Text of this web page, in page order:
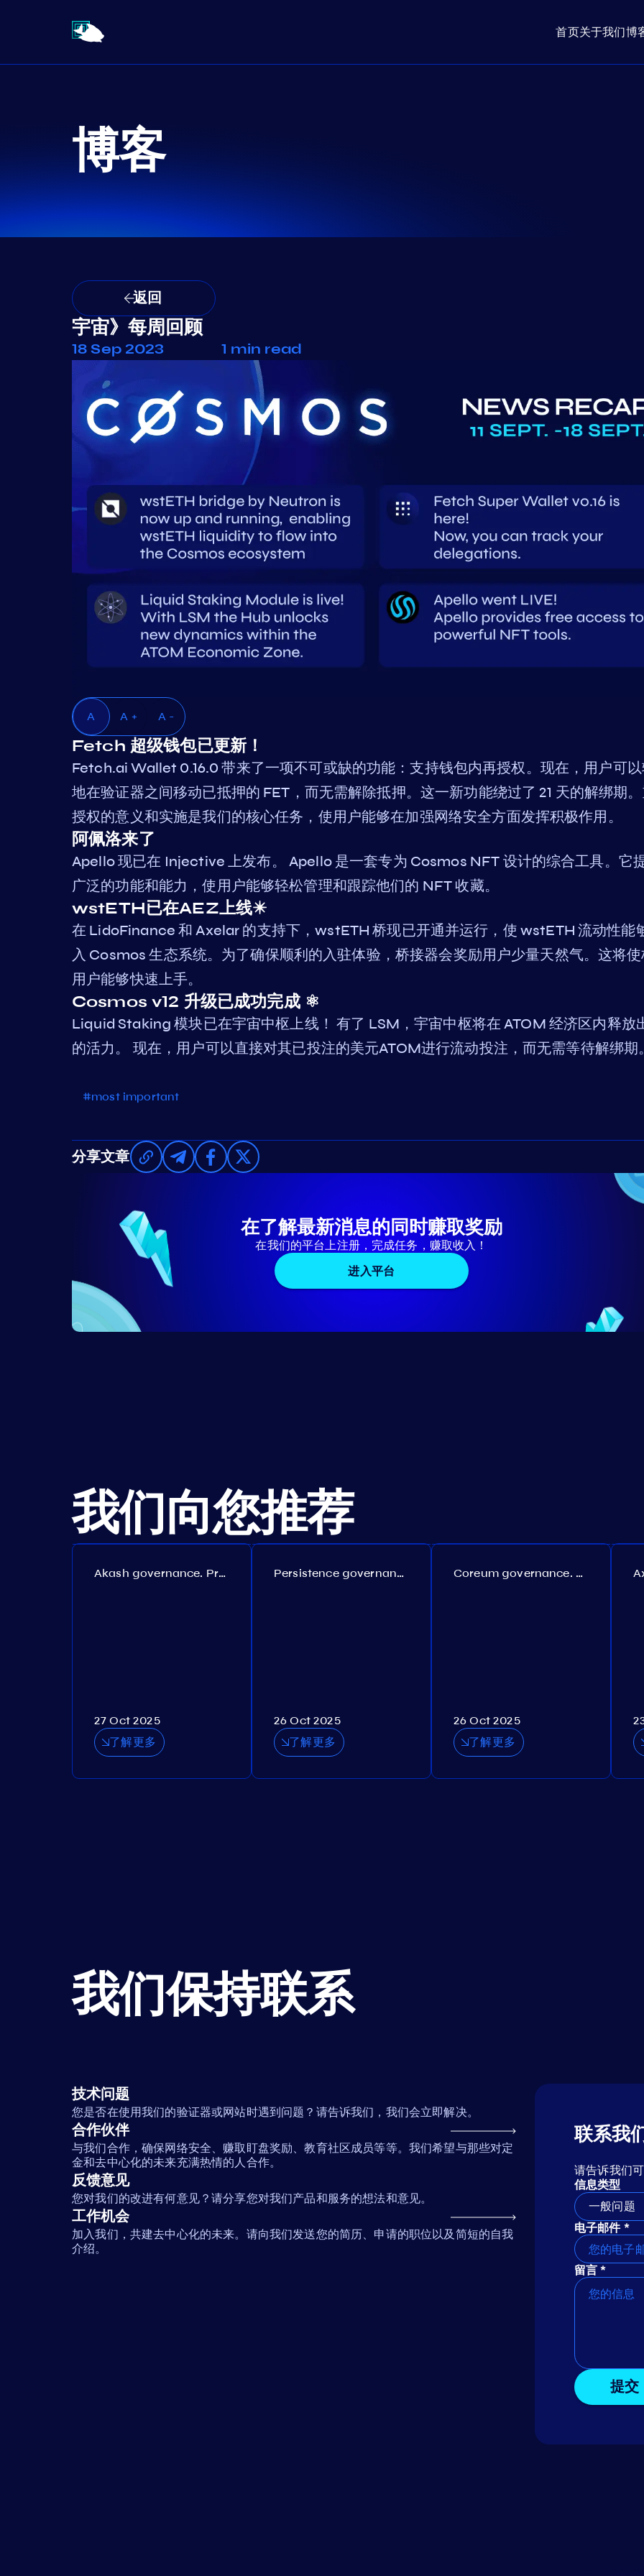
首页关于我们博
博客
返回
宇宙》每周回顾
18 Sep 2023 1 min read
A A + A -
Fetch 超级钱包已更新！
Fetch.ai Wallet 0.16.0 带来了一项不可或缺的功能：支持钱包内再授权。现在，用户可
地在验证器之间移动已抵押的 FET，而无需解除抵押。这一新功能绕过了 21 天的解绑期
授权的意义和实施是我们的核心任务，使用户能够在加强网络安全方面发挥积极作用。
阿佩洛来了
Apello 现已在 Injective 上发布。 Apello 是一套专为 Cosmos NFT 设计的综合工具。它
广泛的功能和能力，使用户能够轻松管理和跟踪他们的 NFT 收藏。
wstETH已在AEZ上线✴️
在 LidoFinance 和 Axelar 的支持下，wstETH 桥现已开通并运行，使 wstETH 流动性能
入 Cosmos 生态系统。为了确保顺利的入驻体验，桥接器会奖励用户少量天然气。这将
用户能够快速上手。
Cosmos v12 升级已成功完成 ⚛️
Liquid Staking 模块已在宇宙中枢上线！ 有了 LSM，宇宙中枢将在 ATOM 经济区内释放
的活力。 现在，用户可以直接对其已投注的美元ATOM进行流动投注，而无需等待解绑期
#most important
分享文章
在了解最新消息的同时赚取奖励
在我们的平台上注册，完成任务，赚取收入！
进入平台
我们向您推荐
Akash governance. Proposal №308
27 Oct 2025
了解更多
Persistence governance. Proposal №150
26 Oct 2025
了解更多
Coreum governance. Proposal №22
26 Oct 2025
了解更多
我们保持联系
技术问题
您是否在使用我们的验证器或网站时遇到问题？请告诉我们，我们会立即解决。
合作伙伴
与我们合作，确保网络安全、赚取盯盘奖励、教育社区成员等等。我们希望与那些对定
金和去中心化的未来充满热情的人合作。
反馈意见
您对我们的改进有何意见？请分享您对我们产品和服务的想法和意见。
工作机会
加入我们，共建去中心化的未来。请向我们发送您的简历、申请的职位以及简短的自我
介绍。
联系我
请告诉我们
信息类型
一般问题
电子邮件 *
留言 *
提交